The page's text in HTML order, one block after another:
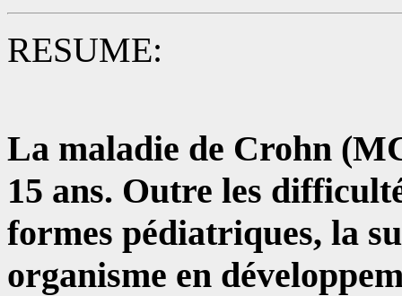
RESUME:
La maladie de Crohn
15 ans. Outre les
formes pédiatriques, la
organisme en